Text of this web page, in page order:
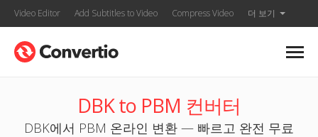
Video Editor Add Subtitles to Video Compress Video 더 보기
DBK to PBM 컨버터
DBK에서 PBM 온라인 변환 — 빠르고 완전 무료